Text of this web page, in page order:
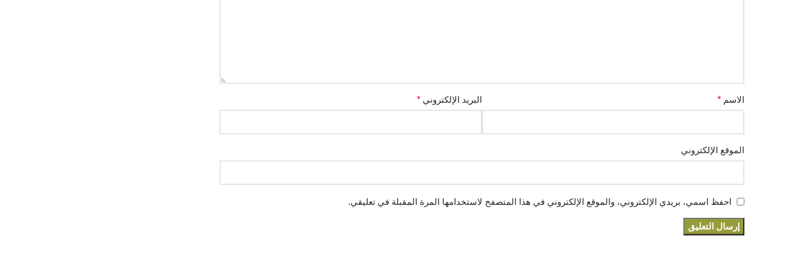
الاسم * البريد الإلكتروني *
الموقع الإلكتروني
احفظ اسمي، بريدي الإلكتروني، والموقع الإلكتروني في هذا المتصفح لاستخدامها المرة المقبلة في تعليقي.